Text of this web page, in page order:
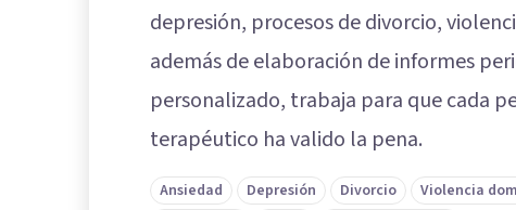
depresión, procesos de divorcio,
además de elaboración de informes
personalizado, trabaja para que cada
terapéutico ha valido la pena.
Ansiedad Depresión Divorcio Violencia